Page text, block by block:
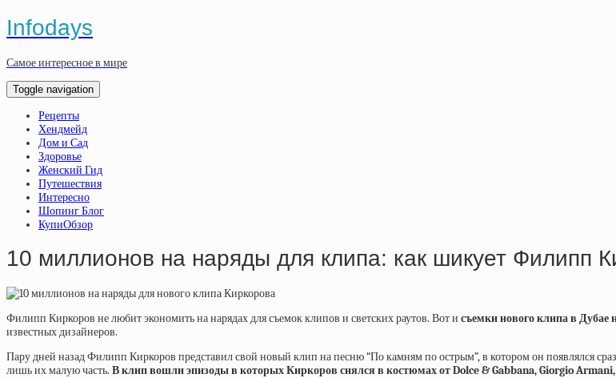
Infodays
Самое интересное в мире
Toggle navigation
Рецепты
Хендмейд
Дом и Сад
Здоровье
Женский Гид
Путешествия
Интересно
Шопинг Блог
КупиОбзор
10 миллионов на наряды для клипа: как шикует Филипп
Филипп Киркоров не любит экономить на нарядах для съемок клипов и светских раутов. Вот и съемки нового клипа в Дубае
известных дизайнеров.
Пару дней назад Филипп Киркоров представил свой новый клип на песню “По камням по острым”, в котором он появлялся
лишь их малую часть. В клип вошли эпизоды в которых Киркоров снялся в костюмах от Dolce & Gabbana, Giorgio Armani,